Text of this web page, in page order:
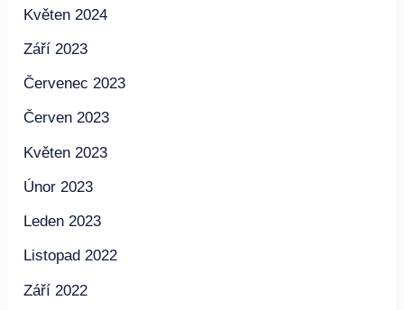
Květen 2024
Září 2023
Červenec 2023
Červen 2023
Květen 2023
Únor 2023
Leden 2023
Listopad 2022
Září 2022